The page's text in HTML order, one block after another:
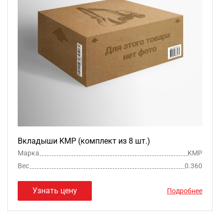
Вкладыши KMP (комплект из 8 шт.)
Марка
KMP
Вес
0.360
Узнать цену Подробнее